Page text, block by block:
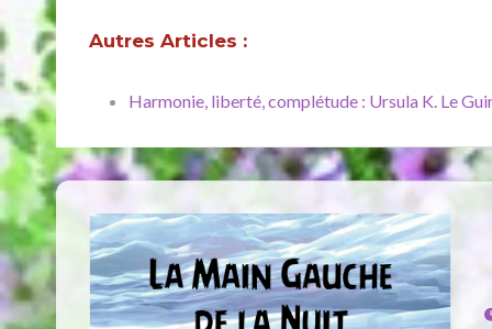
Autres Articles :
Harmonie, liberté, complétude : Ursula K. Le